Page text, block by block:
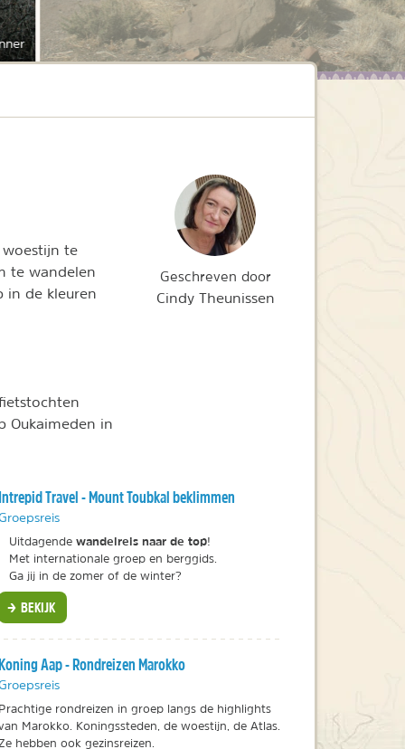
te
te wandelen
in de kleuren
Oukaimeden in
Travel - Mount Toubkal beklimmen
Uitdagende wandelreis naar de top!
Met internationale groep en berggids.
Ga jij in de zomer of de winter?
BEKIJK
Aap - Rondreizen Marokko
rondreizen in groep langs de highlights
Marokko. Koningssteden, de woestijn, de Atlas.
hebben ook gezinsreizen.
Geschreven door
Cindy Theunissen